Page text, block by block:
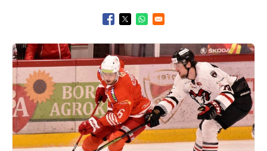
Opens in a new window
Opens in a new window
Opens in a new window
Kép